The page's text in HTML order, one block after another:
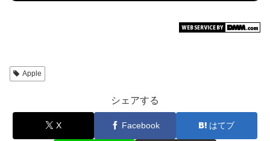
Apple
シェアする
X Facebook はてブ